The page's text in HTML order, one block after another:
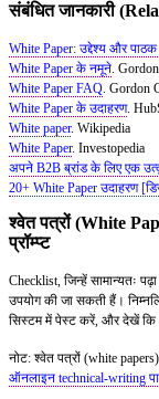
संबंधित जानकारी
White Paper: उद्देश्य और पाठक
White Paper के नमूने.
White Paper FAQ. Gordon
White Paper के उदाहरण.
White paper. Wikipedia
White Paper. Investopedia
अपने B2B ब्रांड के लिए एक
20+ White Paper उदाहरण
श्वेत पत्रों (White
प्रॉम्प्ट
Checklist, जिन्हें सामान्यतः
उपयोग की जा सकती हैं।
सिस्टम में पेस्ट करें, और देखें कि
नोट: श्वेत पत्रों (white
ऑनलाइन technical-writing